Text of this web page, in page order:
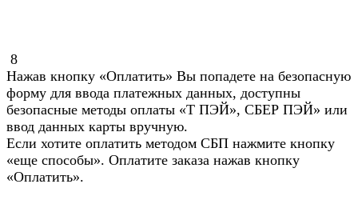
8
Нажав кнопку «Оплатить» Вы попадете на безопасную
форму для ввода платежных данных, доступны
безопасные методы оплаты «Т ПЭЙ», СБЕР ПЭЙ» или
ввод данных карты вручную.
Если хотите оплатить методом СБП нажмите кнопку
«еще способы». Оплатите заказа нажав кнопку
«Оплатить».